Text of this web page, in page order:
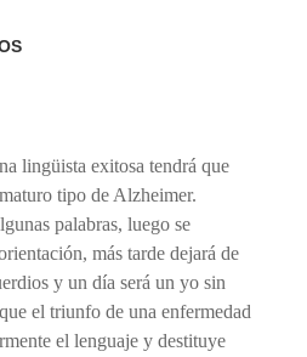
exitosa tendrá que
tipo de Alzheimer.
palabras, luego se
más tarde dejará de
y un día será un yo sin
el triunfo de una enfermedad
el lenguaje y destituye